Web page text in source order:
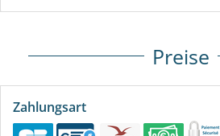
Preise
Zahlungsart